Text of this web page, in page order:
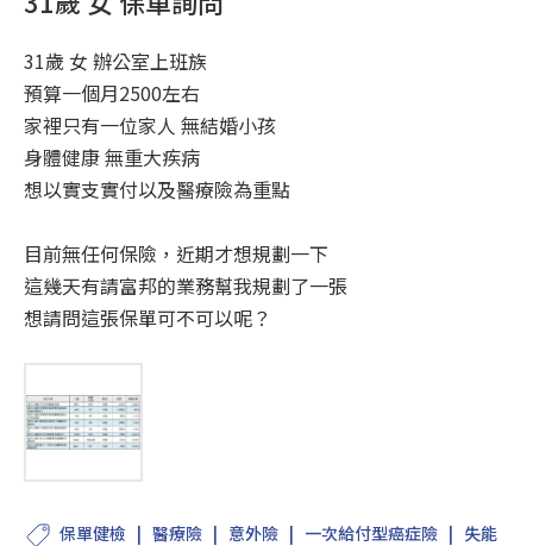
31歲 女 辦公室上班族
預算一個月2500左右
家裡只有一位家人 無結婚小孩
身體健康 無重大疾病
想以實支實付以及醫療險為重點
目前無任何保險，近期才想規劃一下
這幾天有請富邦的業務幫我規劃了一張
想請問這張保單可不可以呢？
保單健檢 醫療險 意外險 一次給付型癌症險
失能